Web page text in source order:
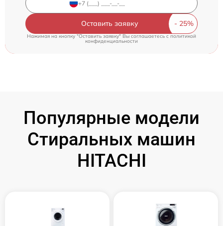
Оставить заявку
Нажимая на кнопку "Оставить заявку" Вы соглашаетесь cполитикой
конфиденциальности
Популярные модели
Стиральных машин
HITACHI